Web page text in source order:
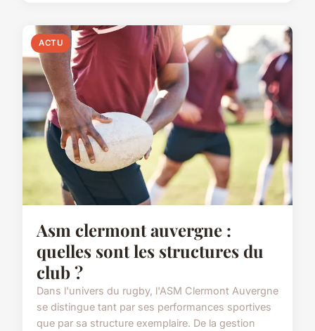
ACTU
Asm clermont auvergne :
quelles sont les structures du
club ?
Dans l'univers du rugby, l'ASM Clermont Auvergne
se distingue tant par ses performances sportives
que par sa structure exemplaire. De la gestion